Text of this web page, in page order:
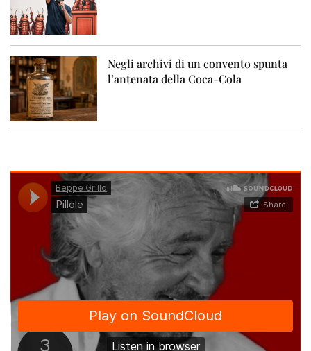
Negli archivi di un convento spunta
l’antenata della Coca-Cola